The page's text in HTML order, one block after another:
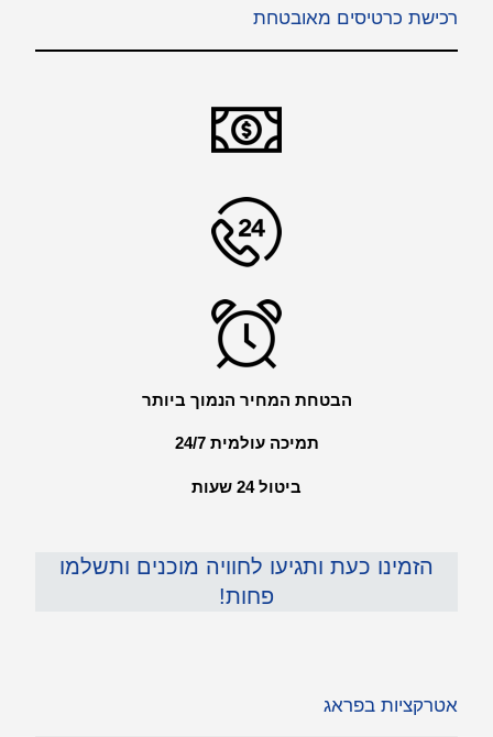
רכישת כרטיסים מאובטחת
הבטחת המחיר הנמוך ביותר
תמיכה עולמית 24/7
ביטול 24 שעות
הזמינו כעת ותגיעו לחוויה מוכנים ותשלמו
פחות!
אטרקציות בפראג